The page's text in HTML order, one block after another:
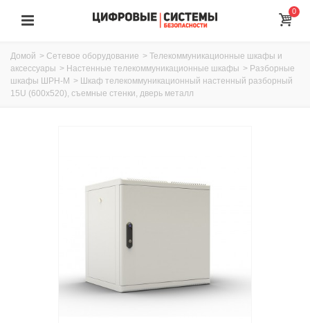
0
Домой > Сетевое оборудование > Телекоммуникационные шкафы и
аксессуары > Настенные телекоммуникационные шкафы > Разборные
шкафы ШРН-М > Шкаф телекоммуникационный настенный разборный
15U (600х520), съемные стенки, дверь металл